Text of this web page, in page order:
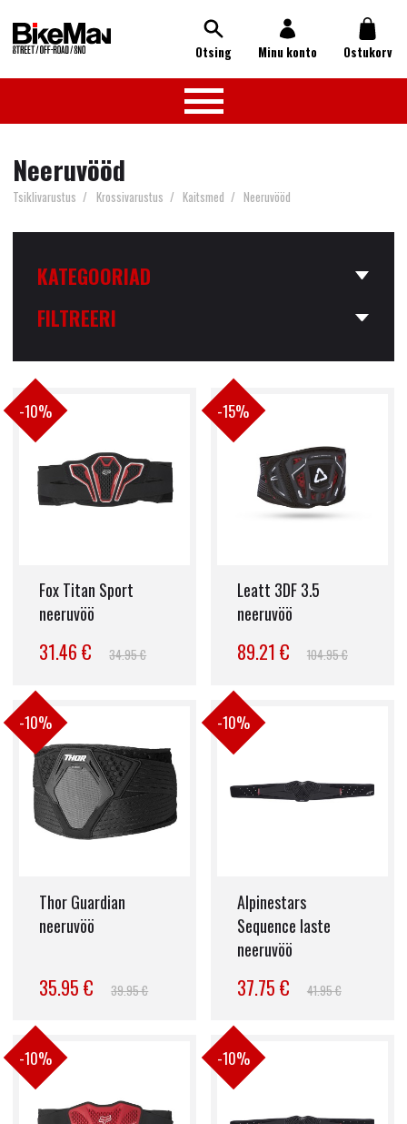
Otsing Minu konto Ostukorv
Motovarustus
Krossivarustus
Krossiriided
Krossikiivrid
Kaitsmed
Kotid & Kohvrid
Rehvid
Talvevarustus
Vabaaeg
Neeruvööd
Tsiklivarustus Krossivarustus Kaitsmed Neeruvööd
KATEGOORIAD
FILTREERI
-10%
Fox Titan Sport
neeruvöö
31.46 € 34.95 €
-15%
Leatt 3DF 3.5
neeruvöö
89.21 € 104.95 €
-10%
Thor Guardian
neeruvöö
35.95 € 39.95 €
-10%
Alpinestars
Sequence laste
neeruvöö
37.75 € 41.95 €
-10% -10%